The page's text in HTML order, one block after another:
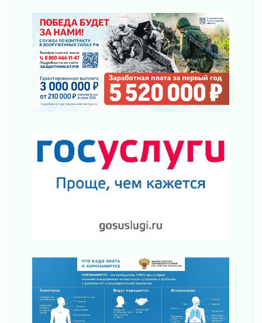
31 июля 2026
За сухими цифрами — реальная жизнь
31 июля 2026
От инженера-создателя к волонтёрам
«Созидателям»
31 июля 2026
Генеральная репетиция векового юбилея
31 июля 2026
Давайте разберемся!
30 июля 2026
Круглую ригу в Гатчине отреставрируют в
2027 году
Путешествие к западным рубежам
откроется к концу сентября
Ленобласть наводит порядок на дорогах и в
перевозках
30 июля 2026